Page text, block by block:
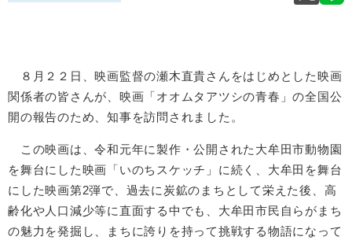
８月２２日、映画監督の瀬木直貴さんをはじめとした映画
関係者の皆さんが、映画「オオムタアツシの青春」の全国公
開の報告のため、知事を訪問されました。
この映画は、令和元年に製作・公開された大牟田市動物園
を舞台にした映画「いのちスケッチ」に続く、大牟田を舞台
にした映画第2弾で、過去に炭鉱のまちとして栄えた後、高
齢化や人口減少等に直面する中でも、大牟田市民自らがまち
の魅力を発掘し、まちに誇りを持って挑戦する物語になって